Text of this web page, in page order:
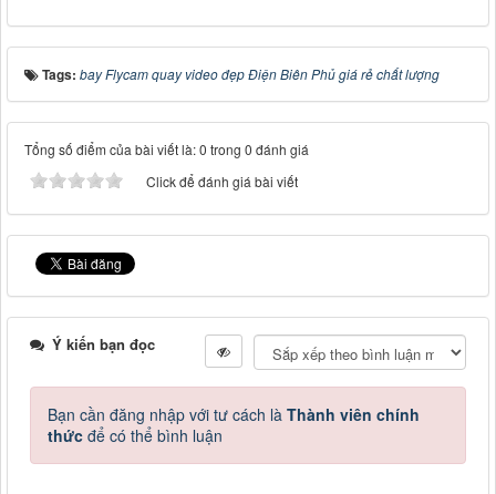
Tags: bay Flycam quay video đẹp Điện Biên Phủ giá rẻ chất lượng
Tổng số điểm của bài viết là: 0 trong 0 đánh giá
Click để đánh giá bài viết
Ý kiến bạn đọc
Bạn cần đăng nhập với tư cách là Thành viên chính
thức để có thể bình luận